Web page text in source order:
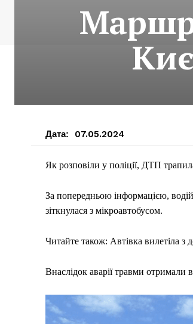
Дата: 07.05.2024
Як розповіли у поліції, ДТП
За попередньою інформацією,
зіткнулася з мікроавтобусом.
Читайте також: Автівка вилетіла
Внаслідок аварії травми отримали